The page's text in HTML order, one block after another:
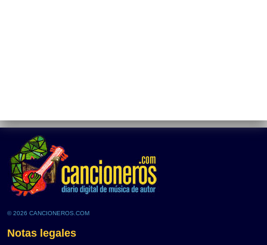
© 2026 CANCIONEROS.COM
Notas legales